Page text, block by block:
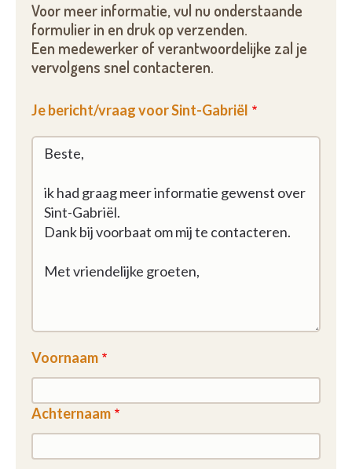
Voor meer informatie, vul nu onderstaande
formulier in en druk op verzenden.
Een medewerker of verantwoordelijke zal je
vervolgens snel contacteren.
Je bericht/vraag voor Sint-Gabriël
Voornaam
Achternaam